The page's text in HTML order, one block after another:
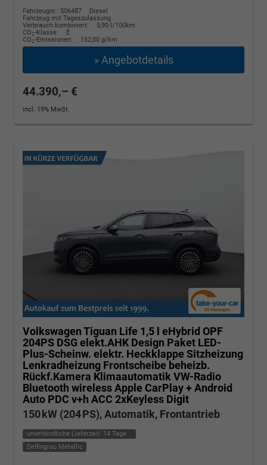
Fahrzeugnr.: 506487
Diesel
Fahrzeug mit Tageszulassung
Verbrauch kombiniert:
5,90 l/100km
CO2-Klasse:
E
CO2-Emissionen: 152,00 g/km
» Angebotdetails
44.390,– €
incl. 19% MwSt.
Volkswagen Tiguan Life 1,5 l eHybrid OPF
204PS DSG elekt.AHK Design Paket LED-
Plus-Scheinw. elektr. Heckklappe Sitzheizung
Lenkradheizung Frontscheibe beheizb.
Rückf.Kamera Klimaautomatik VW-Radio
Bluetooth wireless Apple CarPlay + Android
Auto PDC v+h ACC 2xKeyless Digit
150 kW (204 PS), Automatik, Frontantrieb
unverbindliche Lieferzeit: 14 Tage
Delfingrau Metallic